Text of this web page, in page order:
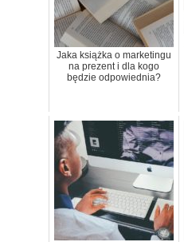
Jaka książka o marketingu
na prezent i dla kogo
będzie odpowiednia?